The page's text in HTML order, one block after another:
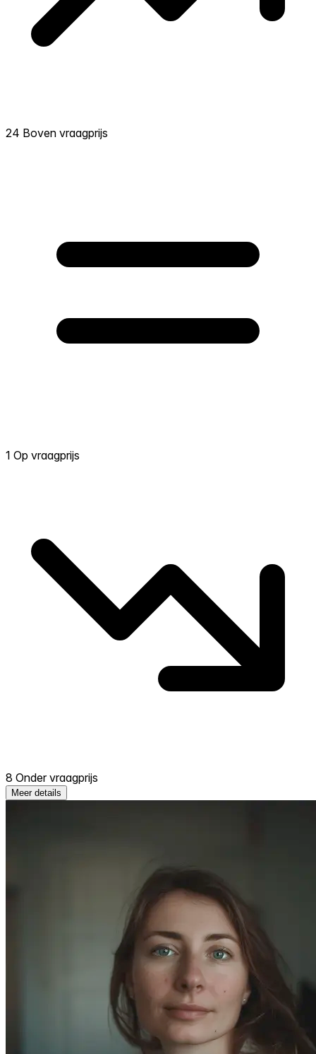
24 Boven vraagprijs
1 Op vraagprijs
8 Onder vraagprijs
Meer details